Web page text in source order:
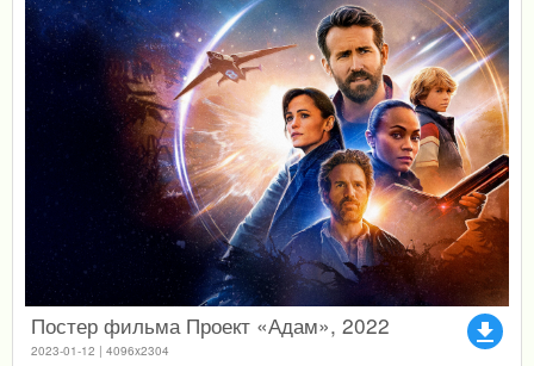
file_download
Постер фильма Проект «Адам», 2022
2023-01-12 | 4096x2304